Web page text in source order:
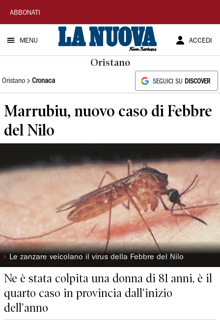
La
Nuova
Sardegna
ABBONATI
MENU ACCEDI
Oristano
Oristano Cronaca SEGUICI SU DISCOVER
Marrubiu, nuovo caso di Febbre
del Nilo
◗ Le zanzare veicolano il virus della Febbre del Nilo
Ne è stata colpita una donna di 81 anni, è il
quarto caso in provincia dall'inizio
dell'anno